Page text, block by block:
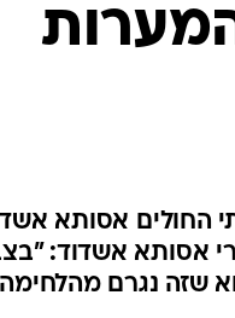
חדשות
החולים אסותא
אסותא אשדוד:
שזה נגרם מהלחימה